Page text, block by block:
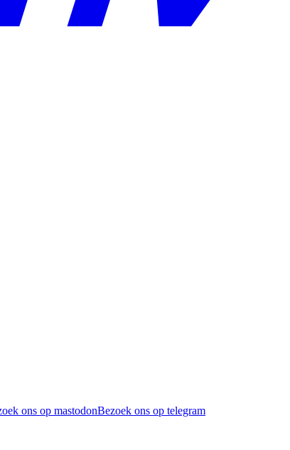
ons op mastodonBezoek ons op telegram